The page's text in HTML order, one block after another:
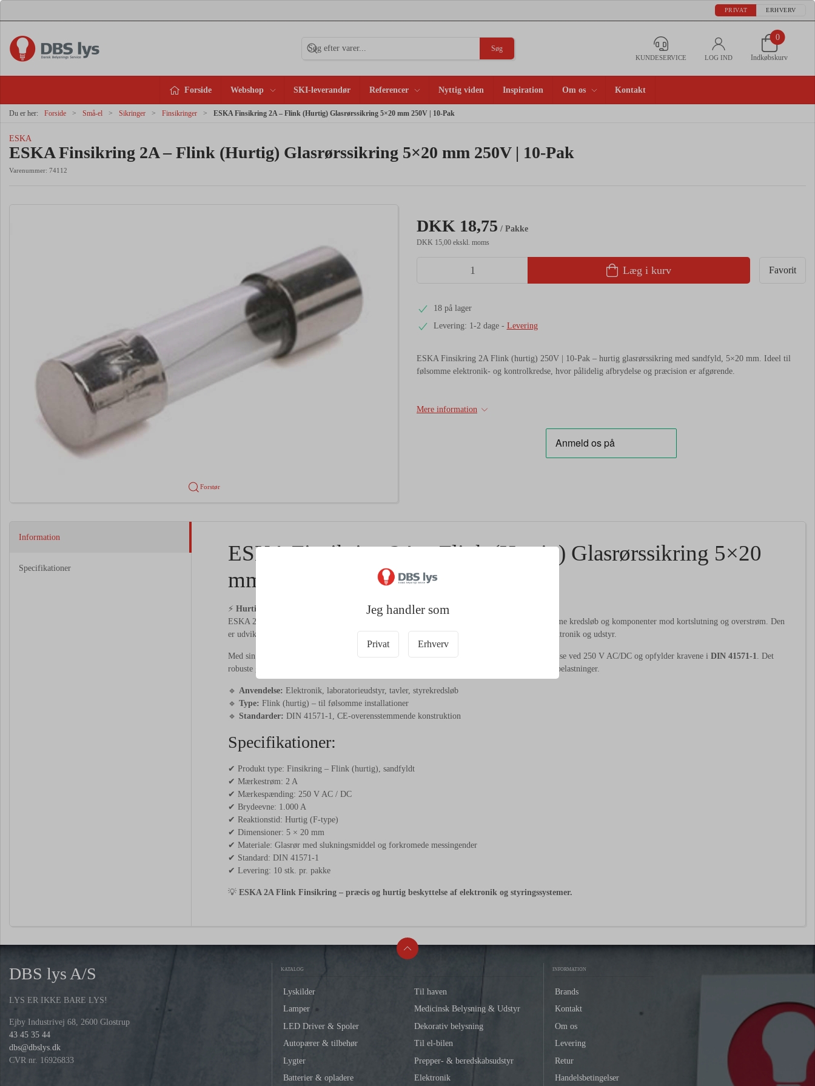
PRIVAT ERHVERV
Søg
KUNDESERVICE LOG IND
0
Indkøbskurv
Forside Webshop SKI-leverandør Referencer Nyttig viden Inspiration Om os Kontakt
Du er her: Forside Små-el Sikringer Finsikringer ESKA Finsikring 2A – Flink (Hurtig) Glasrørssikring 5×20 mm 250V | 10-Pak
Jeg handler som
Privat Erhverv
ESKA
ESKA Finsikring 2A – Flink (Hurtig) Glasrørssikring 5×20 mm 250V | 10-Pak
Varenummer: 74112
Forstør
DKK 18,75 / Pakke
DKK 15,00 ekskl. moms
Læg i kurv Favorit
18 på lager
Levering: 1-2 dage- Levering
ESKA Finsikring 2A Flink (hurtig) 250V | 10-Pak – hurtig glasrørssikring med sandfyld, 5×20 mm. Ideel til
følsomme elektronik- og kontrolkredse, hvor pålidelig afbrydelse og præcision er afgørende.
Mere information
Information
Specifikationer
ESKA Finsikring 2A – Flink (Hurtig) Glasrørssikring 5×20
mm 250V | 10-Pak
⚡ Hurtig og præcis afbrydelse ved fejlstrøm
ESKA 2A
finsikring er en præcisionssikring med sandfyld, der beskytter følsomme kredsløb og komponenter mod kortslutning og overstrøm. Den
er udviklet til applikationer, hvor hurtig reaktionstid er afgørende for at forhindre skader på elektronik og udstyr.
Med sin kompakte konstruktion (5×20 mm) og høje kvalitet leverer ESKA 2A pålidelig afbrydelse ved 250 V AC/DC og opfylder kravene i DIN 41571-1
. Det
robuste glasrør med sandfyld sikrer sikker varmeafledning og stabil funktion selv ved gentagne belastninger.
🔹 Anvendelse: Elektronik, laboratorieudstyr, tavler, styrekredsløb
🔹 Type: Flink (hurtig) – til følsomme installationer
🔹 Standarder: DIN 41571-1, CE-overensstemmende konstruktion
Specifikationer:
✔ Produkt type: Finsikring – Flink (hurtig), sandfyldt
✔ Mærkestrøm: 2 A
✔ Mærkespænding: 250 V AC / DC
✔ Brydeevne: 1.000 A
✔ Reaktionstid: Hurtig (F-type)
✔ Dimensioner: 5 × 20 mm
✔ Materiale: Glasrør med slukningsmiddel og forkromede messingender
✔ Standard: DIN 41571-1
✔ Levering: 10 stk. pr. pakke
💡 ESKA 2A Flink Finsikring – præcis og hurtig beskyttelse af elektronik og styringssystemer.
DBS lys A/S
LYS ER IKKE BARE LYS!
Ejby Industrivej 68, 2600 Glostrup
43 45 35 44
dbs@dbslys.dk
CVR nr. 16926833
KATALOG
Lyskilder
Lamper
LED Driver & Spoler
Autopærer & tilbehør
Lygter
Batterier & opladere
Til haven
Medicinsk Belysning & Udstyr
Dekorativ belysning
Til el-bilen
Prepper- & beredskabsudstyr
Elektronik
INFORMATION
Brands
Kontakt
Om os
Levering
Retur
Handelsbetingelser